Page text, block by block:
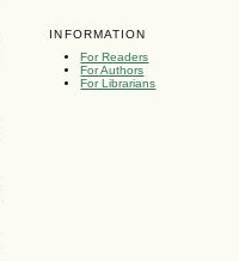
INFORMATION
For Readers
For Authors
For Librarians